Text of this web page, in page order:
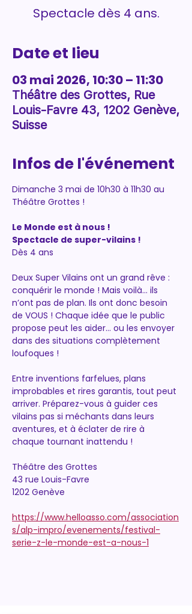
Spectacle dès 4 ans.
Date et lieu
03 mai 2026, 10:30 – 11:30
Théâtre des Grottes, Rue
Louis-Favre 43, 1202 Genève,
Suisse
Infos de l'événement
Dimanche 3 mai de 10h30 à 11h30 au
Théâtre Grottes !
Le Monde est à nous !
Spectacle de super-vilains !
Dès 4 ans
Deux Super Vilains ont un grand rêve :
conquérir le monde ! Mais voilà… ils
n’ont pas de plan. Ils ont donc besoin
de VOUS ! Chaque idée que le public
propose peut les aider… ou les envoyer
dans des situations complètement
loufoques !
Entre inventions farfelues, plans
improbables et rires garantis, tout peut
arriver. Préparez-vous à guider ces
vilains pas si méchants dans leurs
aventures, et à éclater de rire à
chaque tournant inattendu !
Théâtre des Grottes
43 rue Louis-Favre
1202 Genève
https://www.helloasso.com/association
s/alp-impro/evenements/festival-
serie-z-le-monde-est-a-nous-1